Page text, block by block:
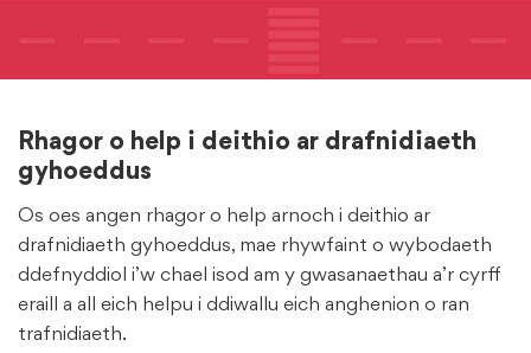
Rhagor o help i deithio ar drafnidiaeth
gyhoeddus
Os oes angen rhagor o help arnoch i deithio ar
drafnidiaeth gyhoeddus, mae rhywfaint o wybodaeth
ddefnyddiol i’w chael isod am y gwasanaethau a’r cyrff
eraill a all eich helpu i ddiwallu eich anghenion o ran
trafnidiaeth.